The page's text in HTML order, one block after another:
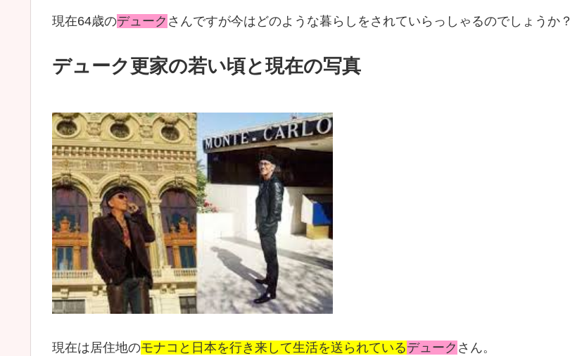
現在64歳のデューク さんですが今はどのような暮らしをされていらっしゃるのでしょうか？
デューク更家の若い頃と現在の写真
現在は居住地のモナコと日本を行き来して生活を送られているデューク さん。